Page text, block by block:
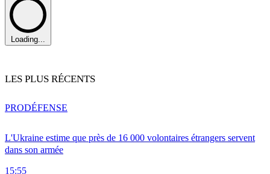
Loading...
LES PLUS RÉCENTS
L'Ukraine estime que près de 16 000 volontaires étrangers servent
dans son armée
15:55
PRODÉFENSE